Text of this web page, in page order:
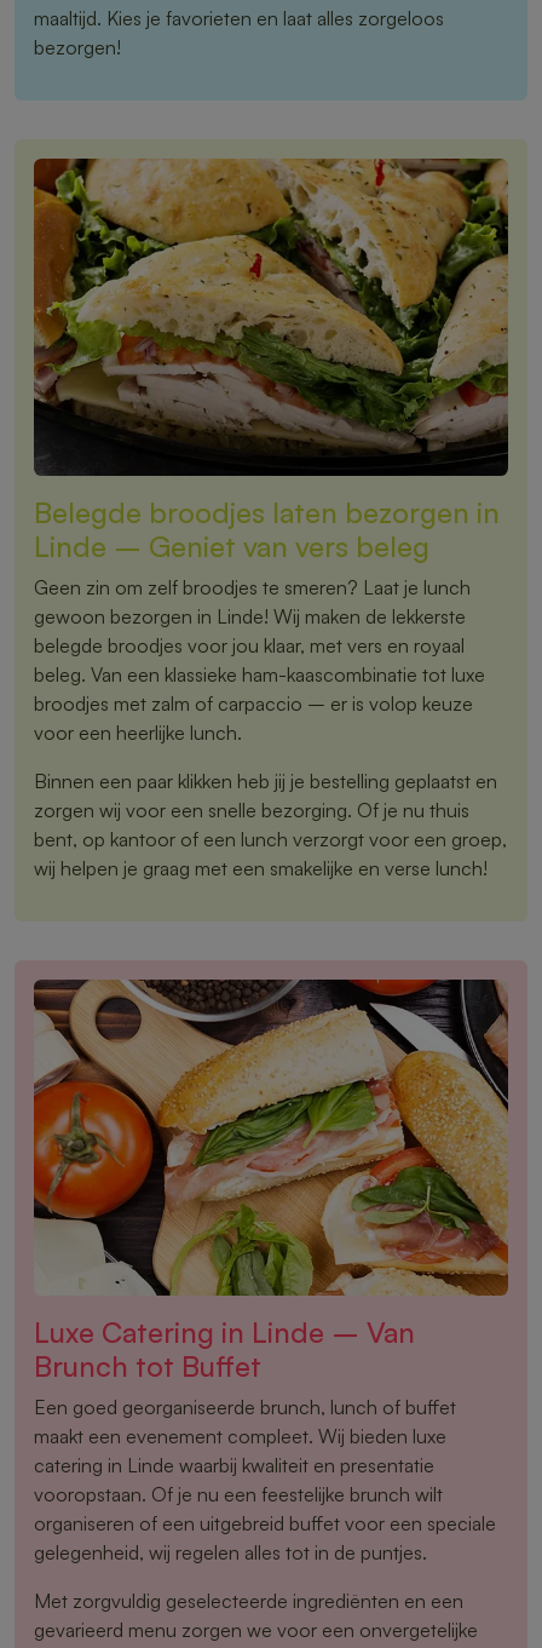
maaltijd. Kies je favorieten en laat alles zorgeloos
bezorgen!
Belegde broodjes laten bezorgen in
Linde – Geniet van vers beleg
Geen zin om zelf broodjes te smeren? Laat je lunch
gewoon bezorgen in Linde! Wij maken de lekkerste
belegde broodjes voor jou klaar, met vers en royaal
beleg. Van een klassieke ham-kaascombinatie tot luxe
broodjes met zalm of carpaccio – er is volop keuze
voor een heerlijke lunch.
Binnen een paar klikken heb jij je bestelling geplaatst en
zorgen wij voor een snelle bezorging. Of je nu thuis
bent, op kantoor of een lunch verzorgt voor een groep,
wij helpen je graag met een smakelijke en verse lunch!
Luxe Catering in Linde – Van
Brunch tot Buffet
Een goed georganiseerde brunch, lunch of buffet
maakt een evenement compleet. Wij bieden luxe
catering in Linde waarbij kwaliteit en presentatie
vooropstaan. Of je nu een feestelijke brunch wilt
organiseren of een uitgebreid buffet voor een speciale
gelegenheid, wij regelen alles tot in de puntjes.
Met zorgvuldig geselecteerde ingrediënten en een
gevarieerd menu zorgen we voor een onvergetelijke